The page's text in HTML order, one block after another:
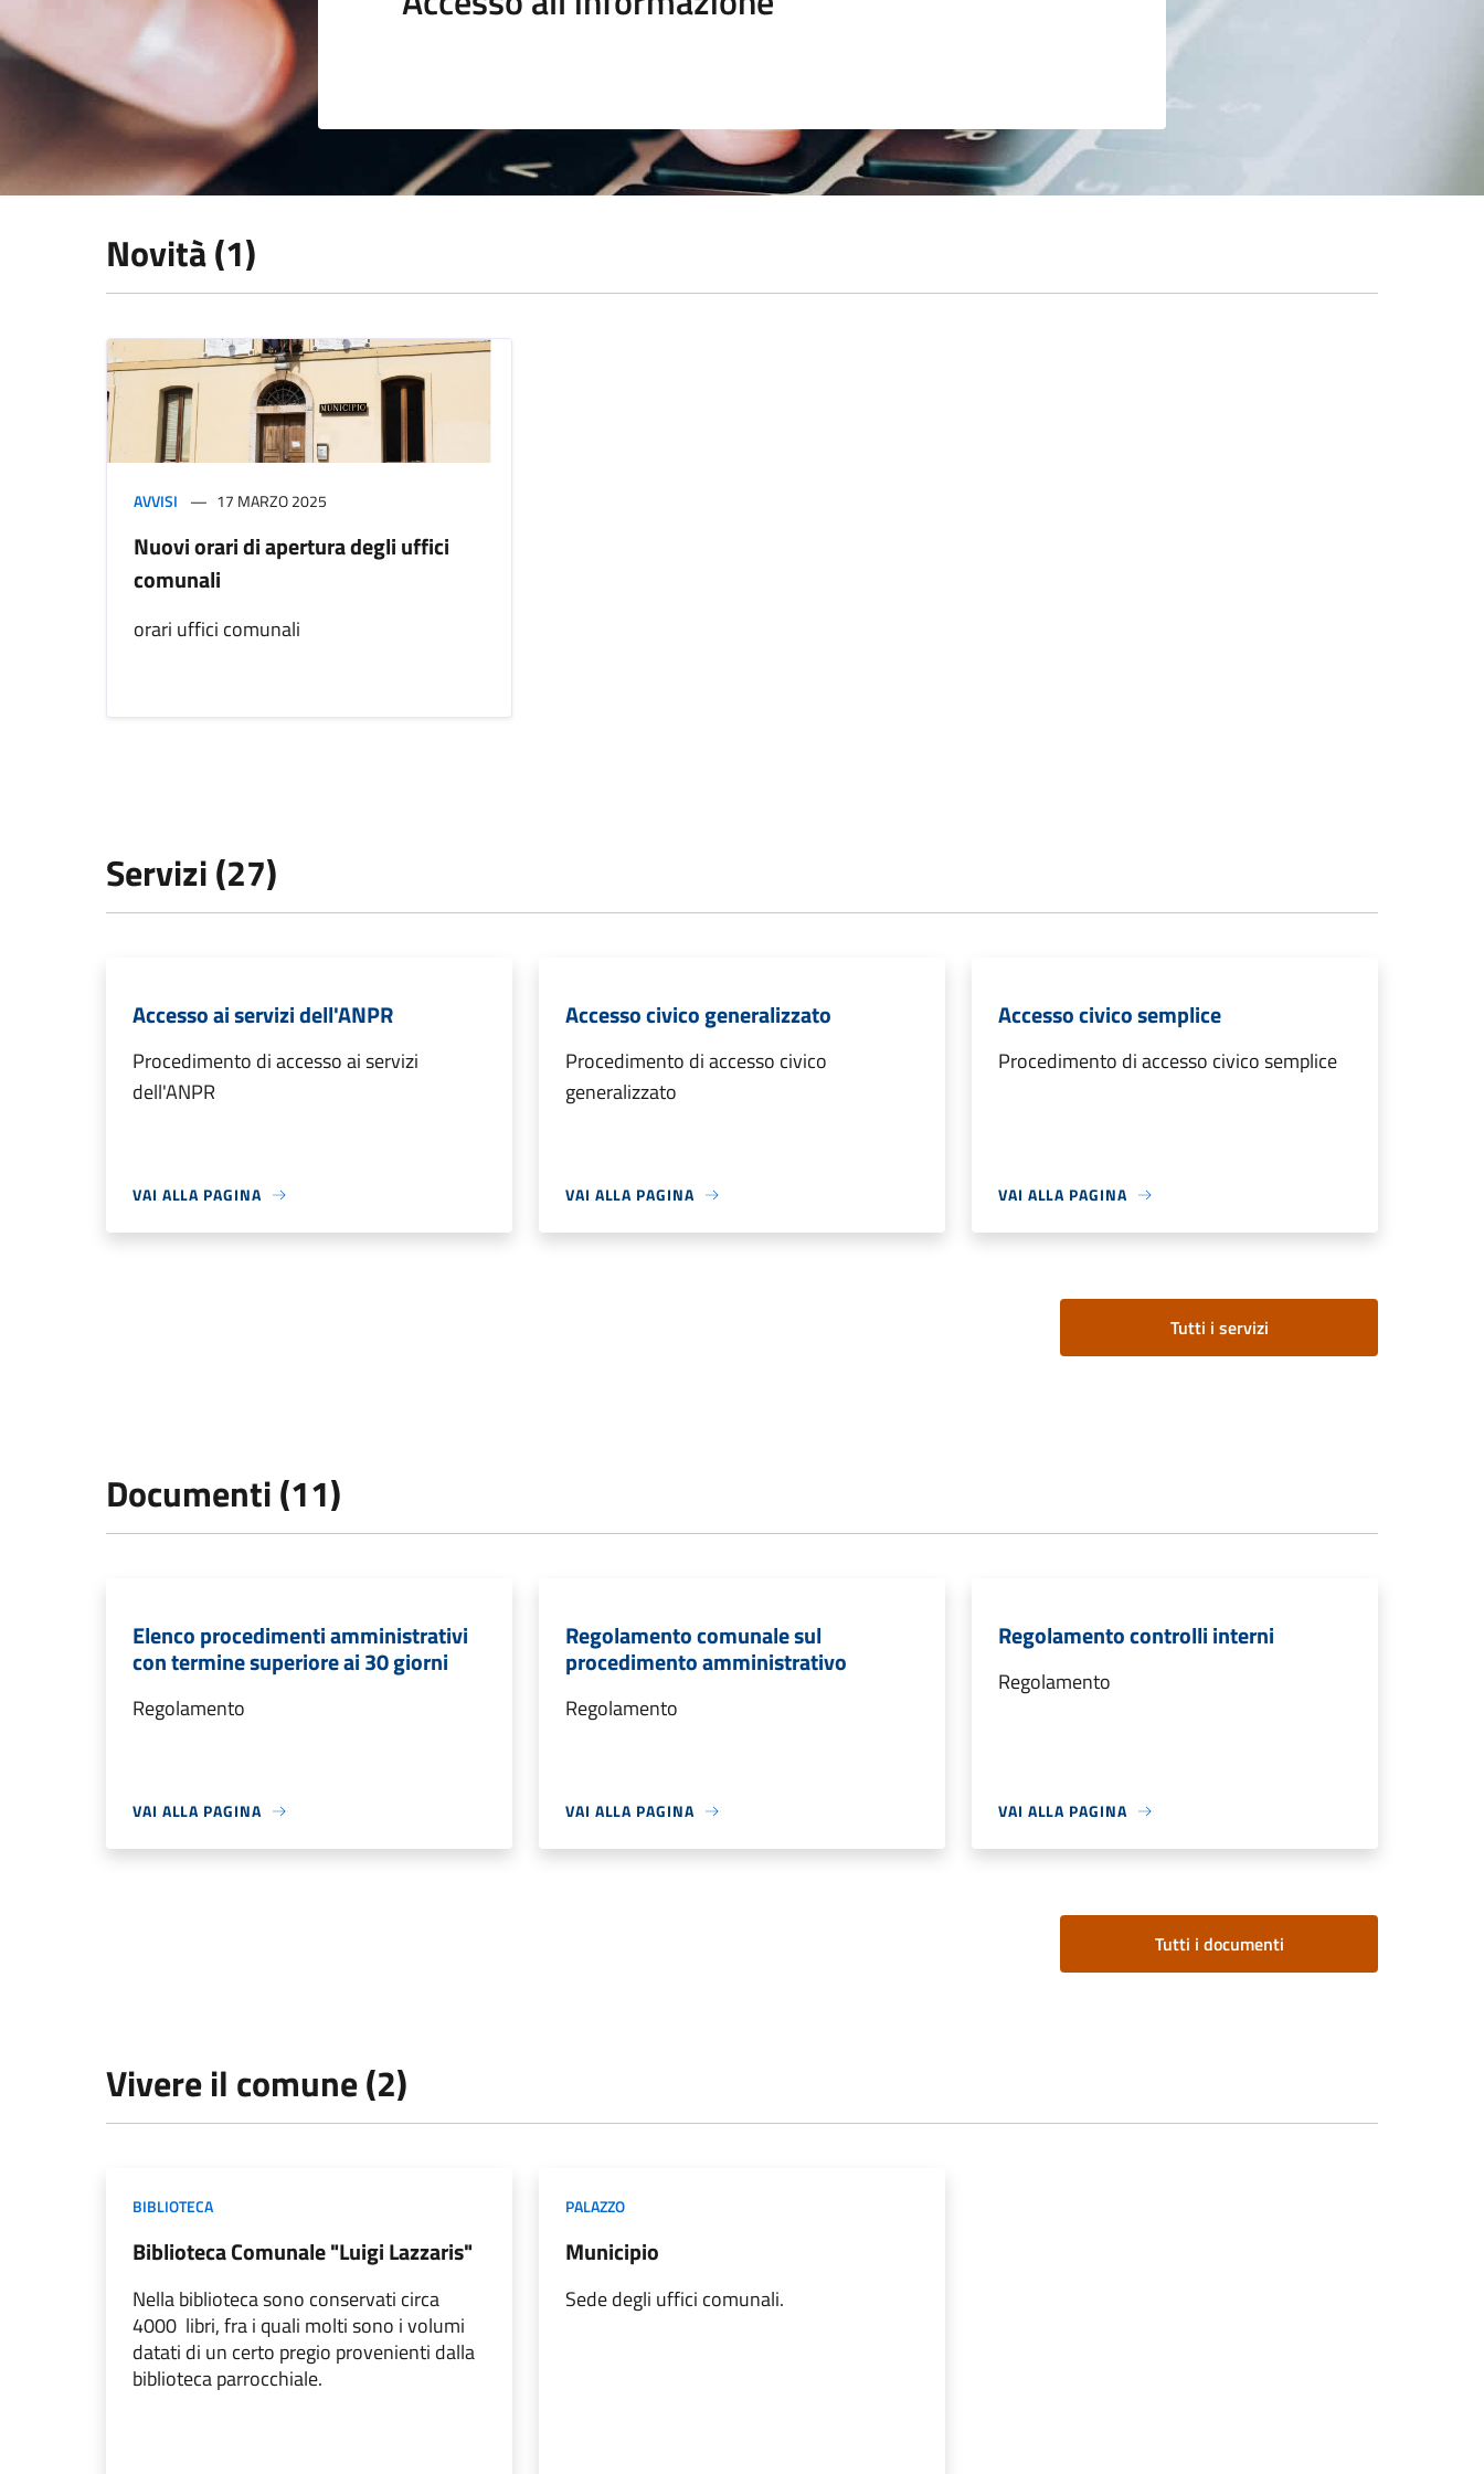
Novità (1)
AVVISI 17 MARZO 2025
Nuovi orari di apertura degli uffici
comunali
orari uffici comunali
Servizi (27)
Accesso ai servizi dell'ANPR
Procedimento di accesso ai servizi
dell'ANPR
VAI ALLA PAGINA
Accesso civico generalizzato
Procedimento di accesso civico
generalizzato
VAI ALLA PAGINA
Accesso civico semplice
Procedimento di accesso civico semplice
VAI ALLA PAGINA
Tutti i servizi
Documenti (11)
Elenco procedimenti amministrativi
con termine superiore ai 30 giorni
Regolamento
VAI ALLA PAGINA
Regolamento comunale sul
procedimento amministrativo
Regolamento
VAI ALLA PAGINA
Regolamento controlli interni
Regolamento
VAI ALLA PAGINA
Tutti i documenti
Vivere il comune (2)
BIBLIOTECA
Biblioteca Comunale "Luigi Lazzaris"
Nella biblioteca sono conservati circa
4000 libri, fra i quali molti sono i volumi
datati di un certo pregio provenienti dalla
biblioteca parrocchiale.
PALAZZO
Municipio
Sede degli uffici comunali.